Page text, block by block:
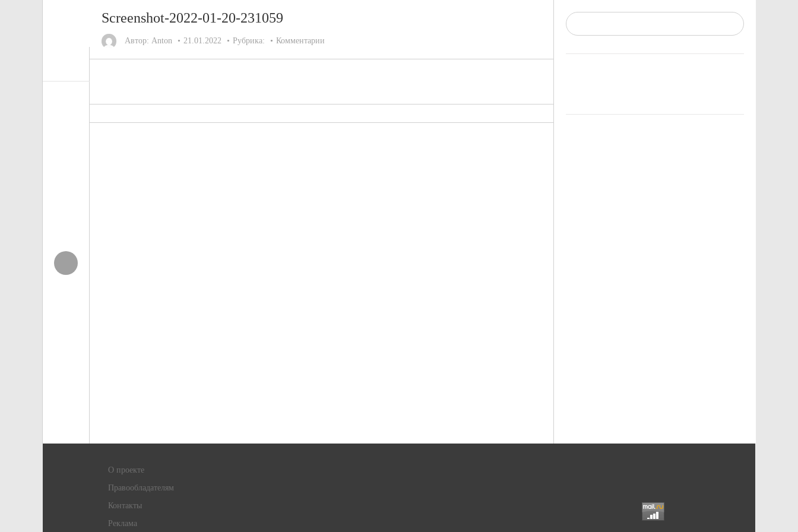
Screenshot-2022-01-20-231059
Автор: Anton 21.01.2022 Рубрика: Комментарии
О проекте
Правообладателям
Контакты
Реклама